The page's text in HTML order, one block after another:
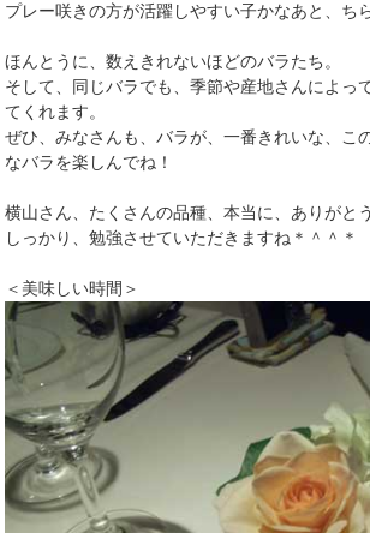
プレー咲きの方が活躍しやすい子かなあと、ち
ほんとうに、数えきれないほどのバラたち。
そして、同じバラでも、季節や産地さんによっ
てくれます。
ぜひ、みなさんも、バラが、一番きれいな、こ
なバラを楽しんでね！
横山さん、たくさんの品種、本当に、ありがと
しっかり、勉強させていただきますね＊＾＾＊
＜美味しい時間＞